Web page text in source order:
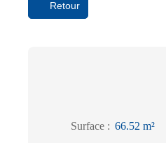
Retour
Surface : 66.52 m²